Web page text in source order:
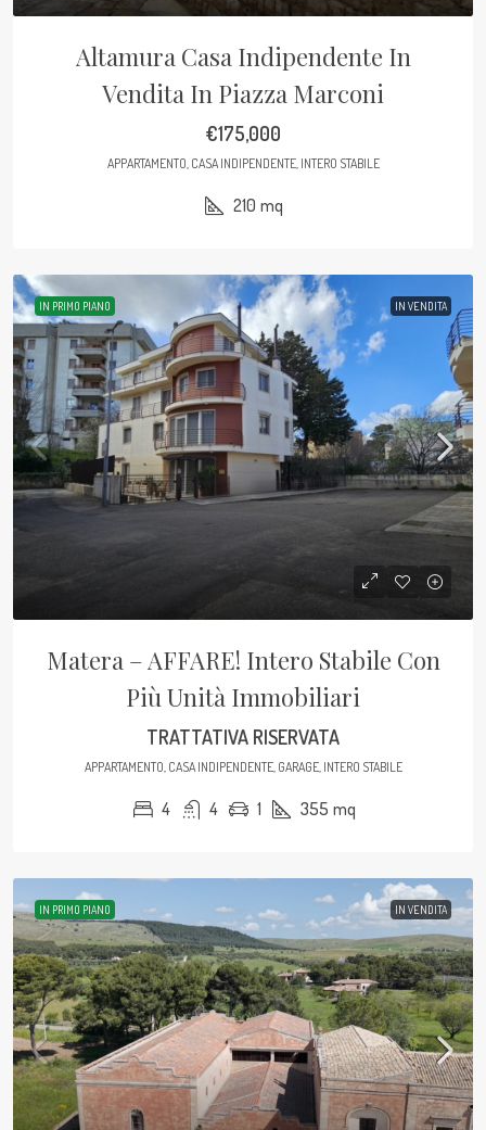
Altamura Casa Indipendente In
Vendita In Piazza Marconi
€175,000
APPARTAMENTO, CASA INDIPENDENTE, INTERO STABILE
210 mq
IN PRIMO PIANO IN VENDITA
Matera – AFFARE! Intero Stabile Con
Più Unità Immobiliari
TRATTATIVA RISERVATA
APPARTAMENTO, CASA INDIPENDENTE, GARAGE, INTERO STABILE
4 4 1 355 mq
IN PRIMO PIANO IN VENDITA